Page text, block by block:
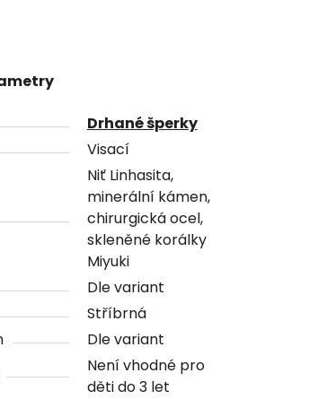
Drhané šperky
Visací
Niť Linhasita,
minerální kámen,
chirurgická ocel,
skleněné korálky
Miyuki
Dle variant
Stříbrná
Dle variant
Není vhodné pro
děti do 3 let